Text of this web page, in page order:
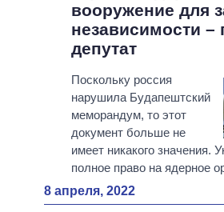
вооружение для
независимости –
депутат
Поскольку россия
нарушила Будапештский
меморандум, то этот
документ больше не
имеет никакого значения.
полное право на ядерное
8 апреля, 2022